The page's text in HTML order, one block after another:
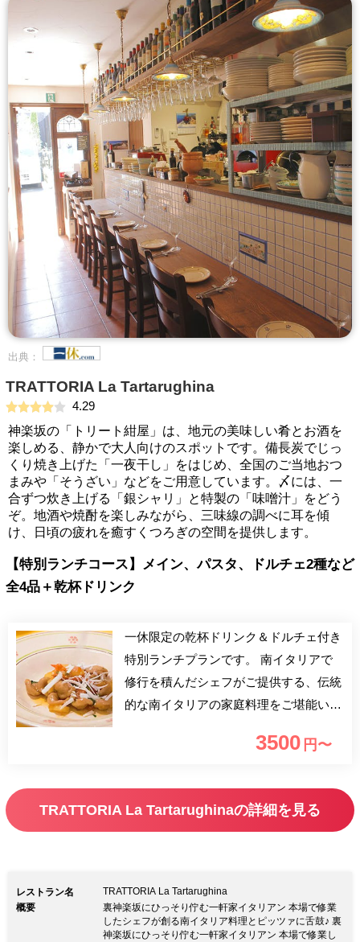
出典：
TRATTORIA La Tartarughina
4.29
神楽坂の「トリート紺屋」は、地元の美味しい肴とお酒を
楽しめる、静かで大人向けのスポットです。備長炭でじっ
くり焼き上げた「一夜干し」をはじめ、全国のご当地おつ
まみや「そうざい」などをご用意しています。〆には、一
合ずつ炊き上げる「銀シャリ」と特製の「味噌汁」をどう
ぞ。地酒や焼酎を楽しみながら、三味線の調べに耳を傾
け、日頃の疲れを癒すくつろぎの空間を提供します。
【特別ランチコース】メイン、パスタ、ドルチェ2種など
全4品＋乾杯ドリンク
一休限定の乾杯ドリンク＆ドルチェ付き
特別ランチプランです。 南イタリアで
修行を積んだシェフがご提供する、伝統
的な南イタリアの家庭料理をご堪能いた
分。イタリアから仕入れた可愛らしい調
3500 円〜
TRATTORIA La Tartarughinaの詳細を見る
レストラン名
TRATTORIA La Tartarughina
概要
裏神楽坂にひっそり佇む一軒家イタリアン 本場で修業
したシェフが創る南イタリア料理とピッツァに舌鼓♪ 裏
神楽坂にひっそり佇む一軒家イタリアン 本場で修業し